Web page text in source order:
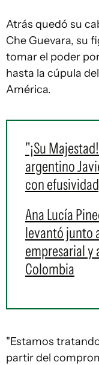
Atrás quedó su
Che Guevara, su
tomar el poder
hasta la cúpula
América.
"¡Su
argentino
con
Ana Lucía
levantó junto
empresarial y
Colombia
"Estamos
partir del